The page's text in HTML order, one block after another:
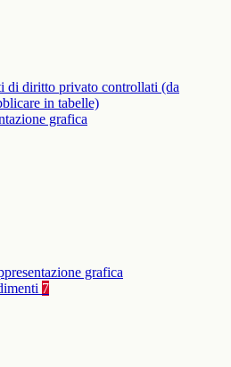
di diritto privato controllati (da
in tabelle)
grafica
grafica
7